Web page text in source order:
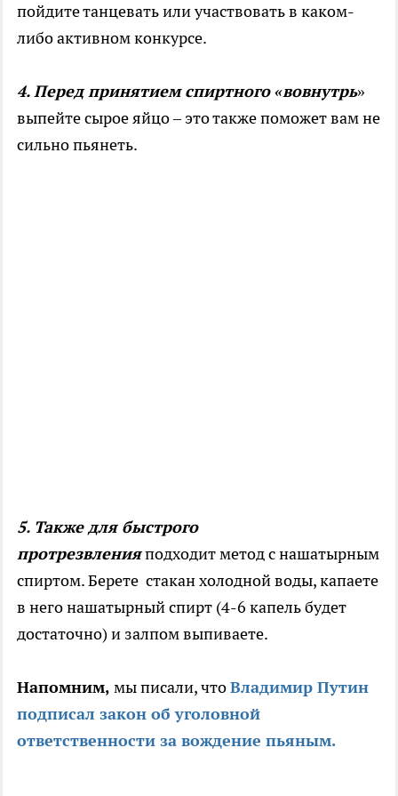
пойдите танцевать или участвовать в каком-
либо активном конкурсе.
4. Перед принятием спиртного «вовнутрь»
выпейте сырое яйцо – это также поможет вам не
сильно пьянеть.
5. Также для быстрого
протрезвленияподходит метод с нашатырным
спиртом. Берете стакан холодной воды, капаете
в него нашатырный спирт (4-6 капель будет
достаточно) и залпом выпиваете.
Напомним, мы писали, чтоВладимир Путин
подписал закон об уголовной
ответственности за вождение пьяным.